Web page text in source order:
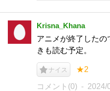
Krisna_Khana
アニメが終了した
きも読む予定。
ナイス ★2
コメント(0) 2024/